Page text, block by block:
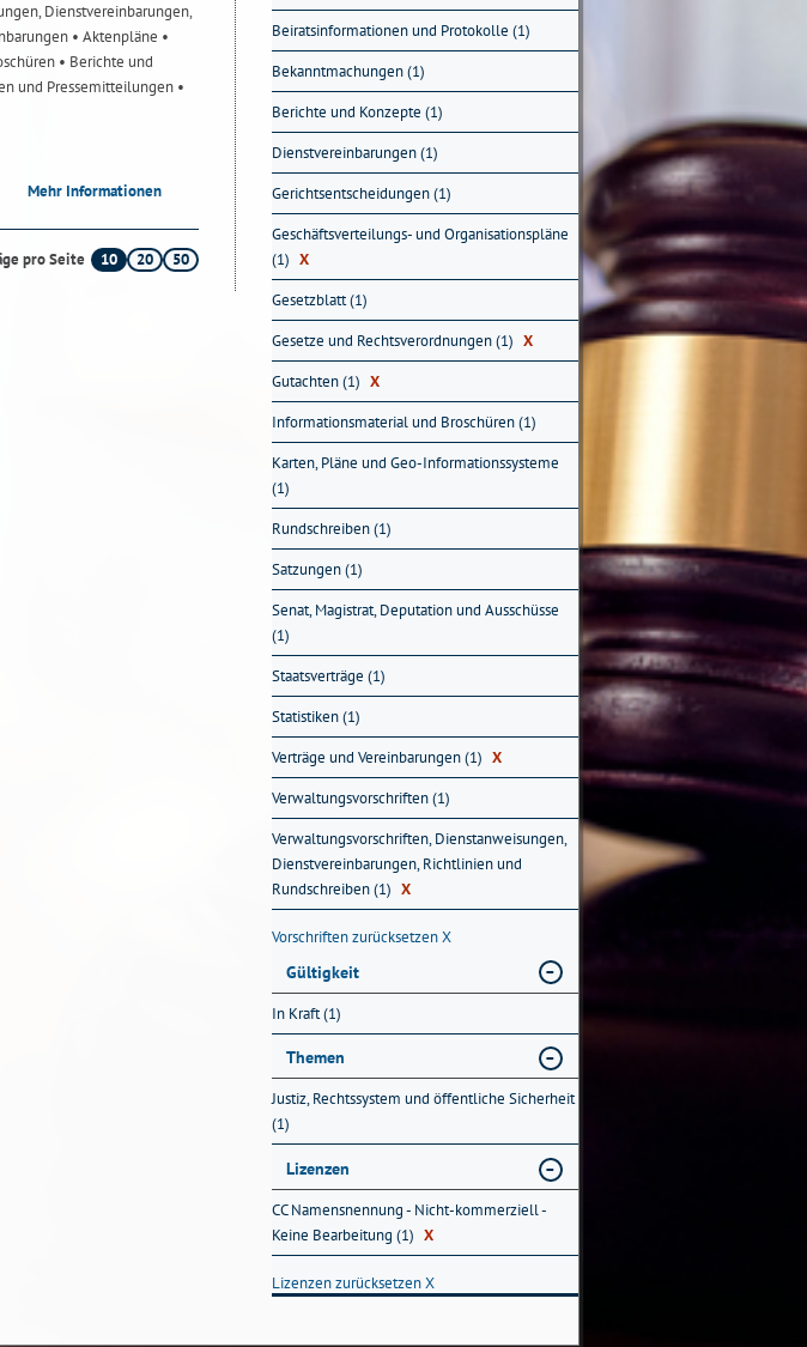
Dienstvereinbarungen,
• Aktenpläne •
• Berichte und
und Pressemitteilungen •
Mehr Informationen
pro Seite 10 20 50
Beiratsinformationen und Protokolle (1)
Bekanntmachungen (1)
Berichte und Konzepte (1)
Dienstvereinbarungen (1)
Gerichtsentscheidungen (1)
Geschäftsverteilungs- und Organisationspläne
(1) X
Gesetzblatt (1)
Gesetze und Rechtsverordnungen (1) X
Gutachten (1) X
Informationsmaterial und Broschüren (1)
Karten, Pläne und Geo-Informationssysteme
(1)
Rundschreiben (1)
Satzungen (1)
Senat, Magistrat, Deputation und Ausschüsse
(1)
Staatsverträge (1)
Statistiken (1)
Verträge und Vereinbarungen (1) X
Verwaltungsvorschriften (1)
Verwaltungsvorschriften, Dienstanweisungen,
Dienstvereinbarungen, Richtlinien und
Rundschreiben (1) X
Vorschriften zurücksetzenX
Gültigkeit
In Kraft (1)
Themen
Justiz, Rechtssystem und öffentliche Sicherheit
(1)
Lizenzen
CC Namensnennung - Nicht-kommerziell -
Keine Bearbeitung (1) X
Lizenzen zurücksetzenX